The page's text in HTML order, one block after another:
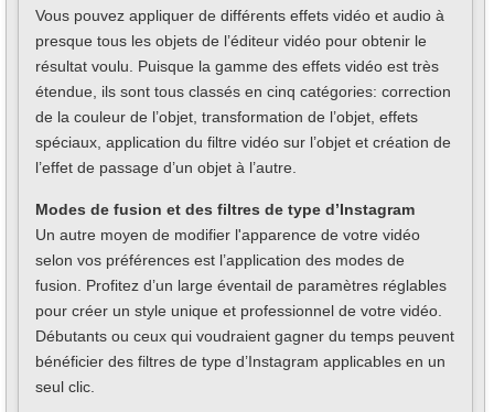
Vous pouvez appliquer de différents effets vidéo et audio à
presque tous les objets de l’éditeur vidéo pour obtenir le
résultat voulu. Puisque la gamme des effets vidéo est très
étendue, ils sont tous classés en cinq catégories: correction
de la couleur de l’objet, transformation de l’objet, effets
spéciaux, application du filtre vidéo sur l’objet et création de
l’effet de passage d’un objet à l’autre.
Modes de fusion et des filtres de type d’Instagram
Un autre moyen de modifier l'apparence de votre vidéo
selon vos préférences est l’application des modes de
fusion. Profitez d’un large éventail de paramètres réglables
pour créer un style unique et professionnel de votre vidéo.
Débutants ou ceux qui voudraient gagner du temps peuvent
bénéficier des filtres de type d’Instagram applicables en un
seul clic.